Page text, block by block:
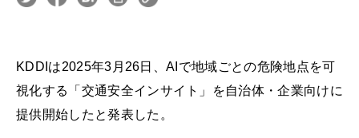
KDDIは2025年3月26日、AIで地域ごとの危険地点を可
視化する「交通安全インサイト」を自治体・企業向けに
提供開始したと発表した。